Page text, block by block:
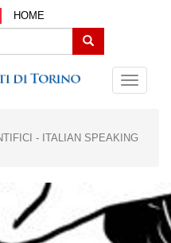
HOME
Search
- ITALIAN SPEAKING